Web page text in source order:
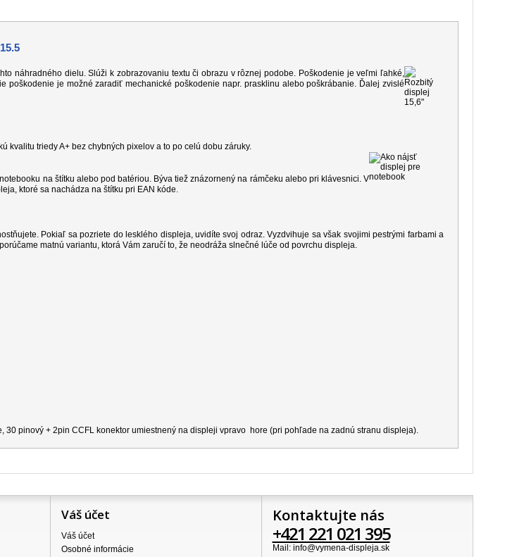
náhradného dielu. Slúži k zobrazovaniu textu či obrazu v rôznej podobe. Poškodenie je veľmi ľahké,
je možné zaradiť mechanické poškodenie napr. prasklinu alebo poškrábanie. Ďalej zvislé
kvalitu triedy A+ bez chybných pixelov a to po celú dobu záruky.
na štítku alebo pod batériou. Býva tiež znázornený na rámčeku alebo pri klávesnici. V
ktoré sa nachádza na štítku pri EAN kóde.
Pokiaľ sa pozriete do lesklého displeja, uvidíte svoj odraz. Vyzdvihuje sa však svojimi pestrými farbami a
matnú variantu, ktorá Vám zaručí to, že neodráža slnečné lúče od povrchu displeja.
pinový + 2pin CCFL konektor umiestnený na displeji vpravo hore (pri pohľade na zadnú stranu displeja).
Váš účet
Váš účet
Osobné informácie
Kontaktujte nás
+421 221 021 395
Mail: info@vymena-displeja.sk